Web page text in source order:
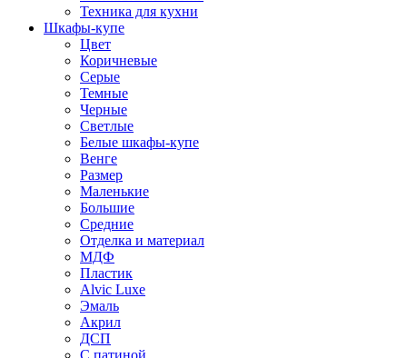
Техника для кухни
Шкафы-купе
Цвет
Коричневые
Серые
Темные
Черные
Светлые
Белые шкафы-купе
Венге
Размер
Маленькие
Большие
Средние
Отделка и материал
МДФ
Пластик
Alvic Luxe
Эмаль
Акрил
ДСП
С патиной